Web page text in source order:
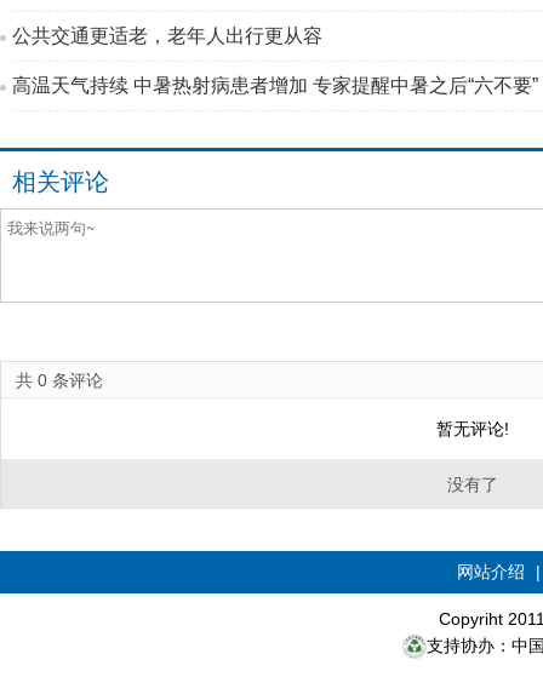
公共交通更适老，老年人出行更从容
高温天气持续 中暑热射病患者增加 专家提醒中暑之后“六不要”
相关评论
共 0 条评论
暂无评论!
没有了
网站介绍
Copyriht
支持协办：中